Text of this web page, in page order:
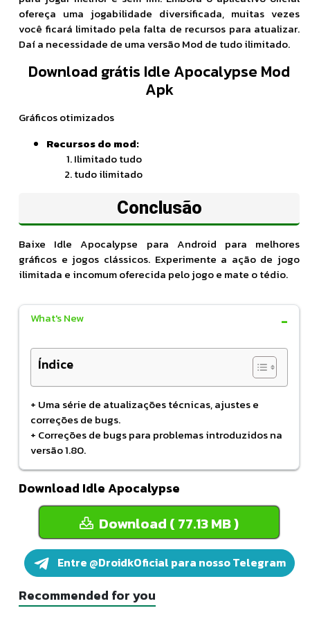
ofereça uma jogabilidade diversificada, muitas vezes
você ficará limitado pela falta de recursos para atualizar.
Daí a necessidade de uma versão Mod de tudo ilimitado.
Download grátis Idle Apocalypse Mod
Apk
Gráficos otimizados
Recursos do mod:
Ilimitado tudo
tudo ilimitado
Conclusão
Baixe Idle Apocalypse para Android para melhores
gráficos e jogos clássicos. Experimente a ação de jogo
ilimitada e incomum oferecida pelo jogo e mate o tédio.
What's New
Índice
+ Uma série de atualizações técnicas, ajustes e
correções de bugs.
+ Correções de bugs para problemas introduzidos na
versão 1.80.
Download Idle Apocalypse
Download ( 77.13 MB )
Entre @DroidkOficial para nosso Telegram
Recommended for you